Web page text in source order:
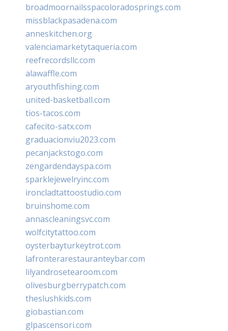
broadmoornailsspacoloradosprings.com
missblackpasadena.com
anneskitchen.org
valenciamarketytaqueria.com
reefrecordsllc.com
alawaffle.com
aryouthfishing.com
united-basketball.com
tios-tacos.com
cafecito-satx.com
graduacionviu2023.com
pecanjackstogo.com
zengardendayspa.com
sparklejewelryinc.com
ironcladtattoostudio.com
bruinshome.com
annascleaningsvc.com
wolfcitytattoo.com
oysterbayturkeytrot.com
lafronterarestauranteybar.com
lilyandrosetearoom.com
olivesburgberrypatch.com
theslushkids.com
giobastian.com
glpascensori.com